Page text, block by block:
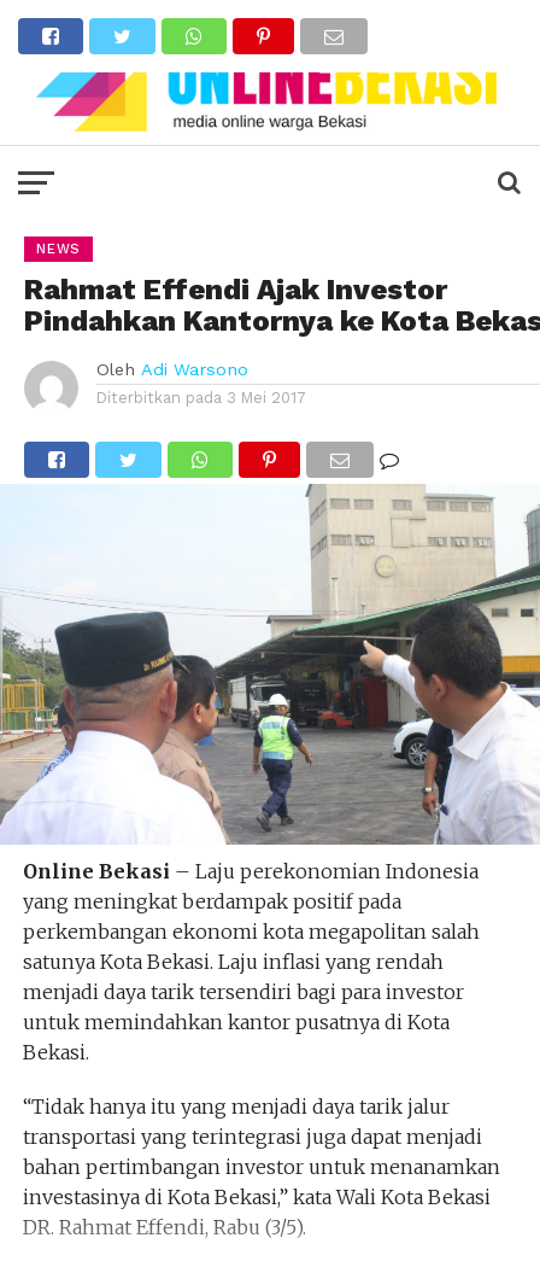
NEWS
Rahmat Effendi Ajak Investor
Pindahkan Kantornya ke Kota
Oleh Adi Warsono
Diterbitkan pada 3 Mei 2017
Online Bekasi – Laju perekonomian Indonesia
yang meningkat berdampak positif pada
perkembangan ekonomi kota megapolitan salah
satunya Kota Bekasi. Laju inflasi yang rendah
menjadi daya tarik tersendiri bagi para investor
untuk memindahkan kantor pusatnya di Kota
Bekasi.
“Tidak hanya itu yang menjadi daya tarik jalur
transportasi yang terintegrasi juga dapat menjadi
bahan pertimbangan investor untuk menanamkan
investasinya di Kota Bekasi,” kata Wali Kota Bekasi
DR. Rahmat Effendi, Rabu (3/5).